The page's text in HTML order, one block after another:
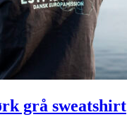
grå sweatshirt